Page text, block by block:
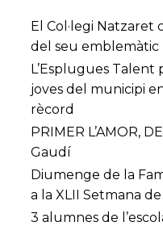
El Col·legi Natzaret
del seu emblemàtic
L’Esplugues Talent
joves del municipi
rècord
PRIMER L’AMOR,
Gaudí
Diumenge de la
a la XLII Setmana
3 alumnes de